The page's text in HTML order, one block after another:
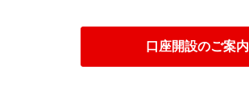
口座開設のご案内